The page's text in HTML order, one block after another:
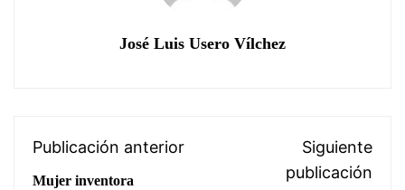
José Luis Usero Vílchez
Publicación anterior
Mujer inventora
Siguiente
publicación